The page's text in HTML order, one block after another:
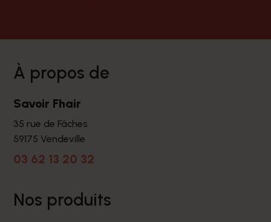
à propos de
Savoir Fhair
35 rue de Fâches
59175 Vendeville
03 62 13 20 32
nos produits